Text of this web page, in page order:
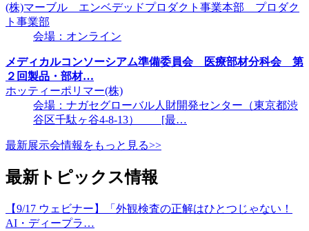
(株)マーブル エンベデッドプロダクト事業本部 プロダク
ト事業部
会場：オンライン
メディカルコンソーシアム準備委員会 医療部材分科会 第
２回製品・部材…
ホッティーポリマー(株)
会場：ナガセグローバル人財開発センター（東京都渋
谷区千駄ヶ谷4-8-13） [最…
最新展示会情報をもっと見る>>
最新トピックス情報
【9/17 ウェビナー】「外観検査の正解はひとつじゃない！
AI・ディープラ…